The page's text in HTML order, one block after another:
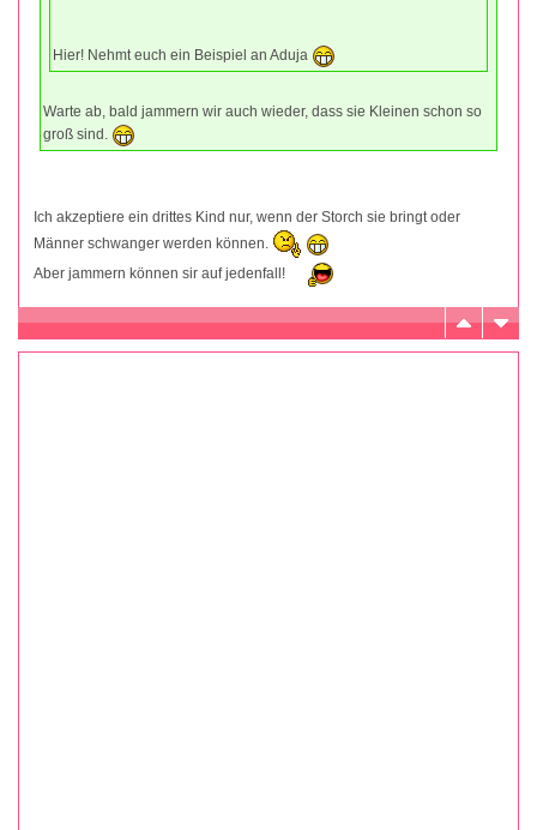
Hier! Nehmt euch ein Beispiel an Aduja
Warte ab, bald jammern wir auch wieder, dass sie Kleinen schon so
groß sind.
Ich akzeptiere ein drittes Kind nur, wenn der Storch sie bringt oder
Männer schwanger werden können.
Aber jammern können sir auf jedenfall!